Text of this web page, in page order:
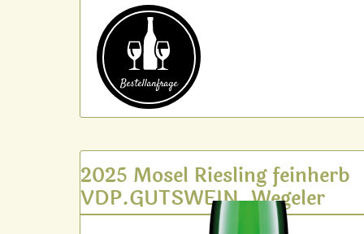
Bestell­anfrage
2025 Mosel Riesling feinherb
VDP.GUTSWEIN, Wegeler